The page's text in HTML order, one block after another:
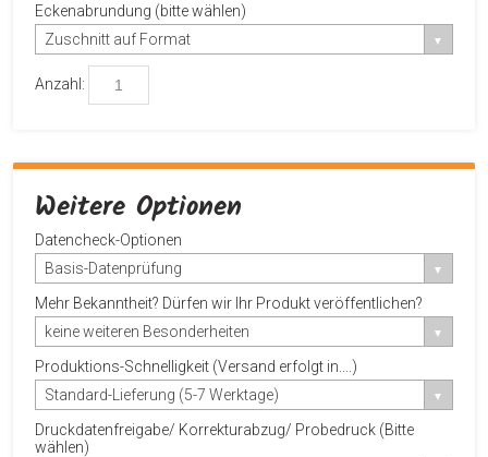
Eckenabrundung (bitte wählen)
Zuschnitt auf Format
Anzahl:
Weitere Optionen
Datencheck-Optionen
Basis-Datenprüfung
Mehr Bekanntheit? Dürfen wir Ihr Produkt veröffentlichen?
keine weiteren Besonderheiten
Produktions-Schnelligkeit (Versand erfolgt in....)
Standard-Lieferung (5-7 Werktage)
Druckdatenfreigabe/ Korrekturabzug/ Probedruck (Bitte
wählen)